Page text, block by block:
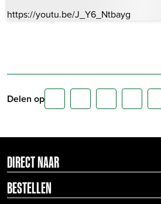
https://youtu.be/J_Y6_Ntbayg
Delen op
DIRECT NAAR
BESTELLEN